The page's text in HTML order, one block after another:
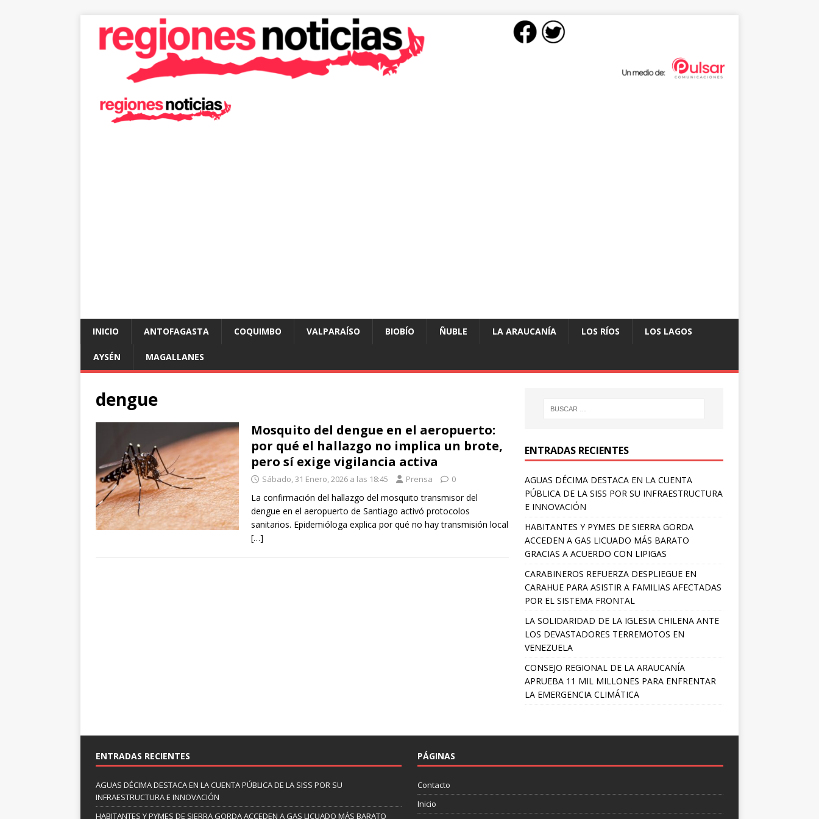
INICIO ANTOFAGASTA COQUIMBO VALPARAÍSO BIOBÍO ÑUBLE LA ARAUCANÍA LOS RÍOS LOS LAGOS
AYSÉN MAGALLANES
dengue
Mosquito del dengue en el aeropuerto:
por qué el hallazgo no implica un brote,
pero sí exige vigilancia activa
Sábado, 31 Enero, 2026 a las 18:45 Prensa 0
La confirmación del hallazgo del mosquito transmisor del
dengue en el aeropuerto de Santiago activó protocolos
sanitarios. Epidemióloga explica por qué no hay transmisión local
[…]
ENTRADAS RECIENTES
AGUAS DÉCIMA DESTACA EN LA CUENTA
PÚBLICA DE LA SISS POR SU INFRAESTRUCTURA
E INNOVACIÓN
HABITANTES Y PYMES DE SIERRA GORDA
ACCEDEN A GAS LICUADO MÁS BARATO
GRACIAS A ACUERDO CON LIPIGAS
CARABINEROS REFUERZA DESPLIEGUE EN
CARAHUE PARA ASISTIR A FAMILIAS AFECTADAS
POR EL SISTEMA FRONTAL
LA SOLIDARIDAD DE LA IGLESIA CHILENA ANTE
LOS DEVASTADORES TERREMOTOS EN
VENEZUELA
CONSEJO REGIONAL DE LA ARAUCANÍA
APRUEBA 11 MIL MILLONES PARA ENFRENTAR
LA EMERGENCIA CLIMÁTICA
ENTRADAS RECIENTES
AGUAS DÉCIMA DESTACA EN LA CUENTA PÚBLICA DE LA SISS POR SU
INFRAESTRUCTURA E INNOVACIÓN
HABITANTES Y PYMES DE SIERRA GORDA ACCEDEN A GAS LICUADO MÁS BARATO
PÁGINAS
Contacto
Inicio